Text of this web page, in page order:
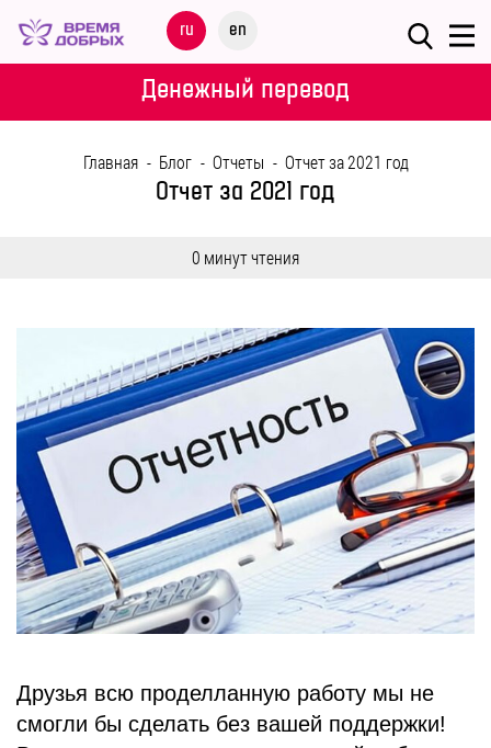
ru en
Меню
МЕРОПРИЯТИЯ
ПОМОЩЬ
БЛОГ
Денежный перевод
Главная - Блог - Отчеты - Отчет за 2021 год
Отчет за 2021 год
0 минут чтения
Друзья всю проделланную работу мы не
смогли бы сделать без вашей поддержки!